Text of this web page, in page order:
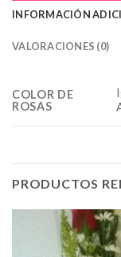
INFORMACIÓN
VALORACIONES (0)
COLOR DE
ROSAS
PRODUCTOS